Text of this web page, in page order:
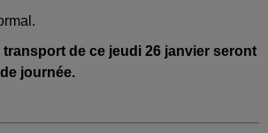
de ce jeudi 26 janvier seront
journée.